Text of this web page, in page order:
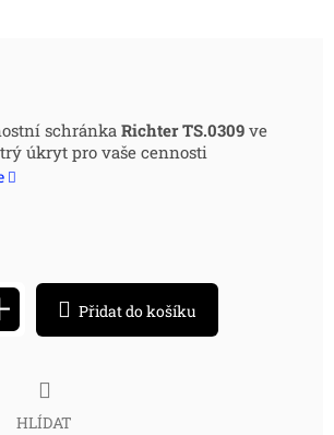
schránka Richter TS.0309 ve
úkryt pro vaše cennosti
Přidat do košíku
HLÍDAT